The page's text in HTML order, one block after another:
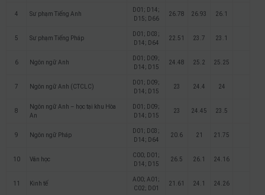
4 Sư phạm Tiếng Anh
D01; D14;
D15; D66
26.78 26.93 26.1
5 Sư phạm Tiếng Pháp
D01; D03;
D14; D64
22.51 23.7 23.1
6 Ngôn ngữ Anh
D01; D09;
D14; D15
24.48 25.2 25.25
7 Ngôn ngữ Anh (CTCLC)
D01; D09;
D14; D15
23 24.4 24
8
Ngôn ngữ Anh – học tại khu Hòa
An
D01; D09;
D14; D15
23 24.45 23.5
9 Ngôn ngữ Pháp
D01; D03;
D14; D64
20.6 21 21.75
10 Văn học
C00; D01;
D14; D15
26.5 26.1 24.16
11 Kinh tế
A00; A01;
C02; D01
21.61 24.1 24.26